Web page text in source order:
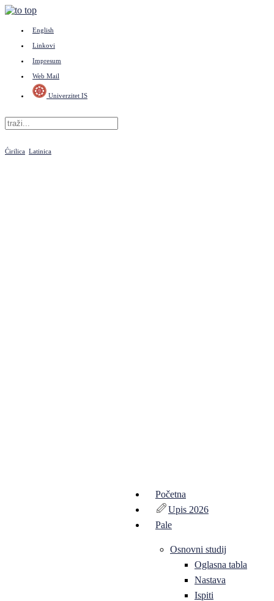
English
Linkovi
Impresum
Web Mail
Univerzitet IS
Ćirilica Latinica
Početna
Upis 2026
Pale
Osnovni studij
Oglasna tabla
Nastava
Ispiti